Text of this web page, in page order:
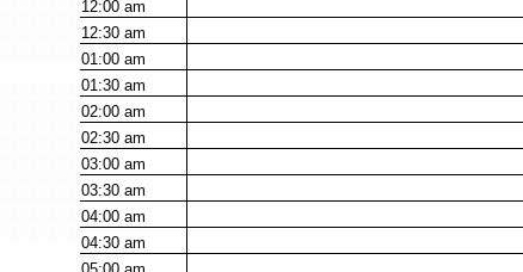
12:00am
12:30am
01:00am
01:30am
02:00am
02:30am
03:00am
03:30am
04:00am
04:30am